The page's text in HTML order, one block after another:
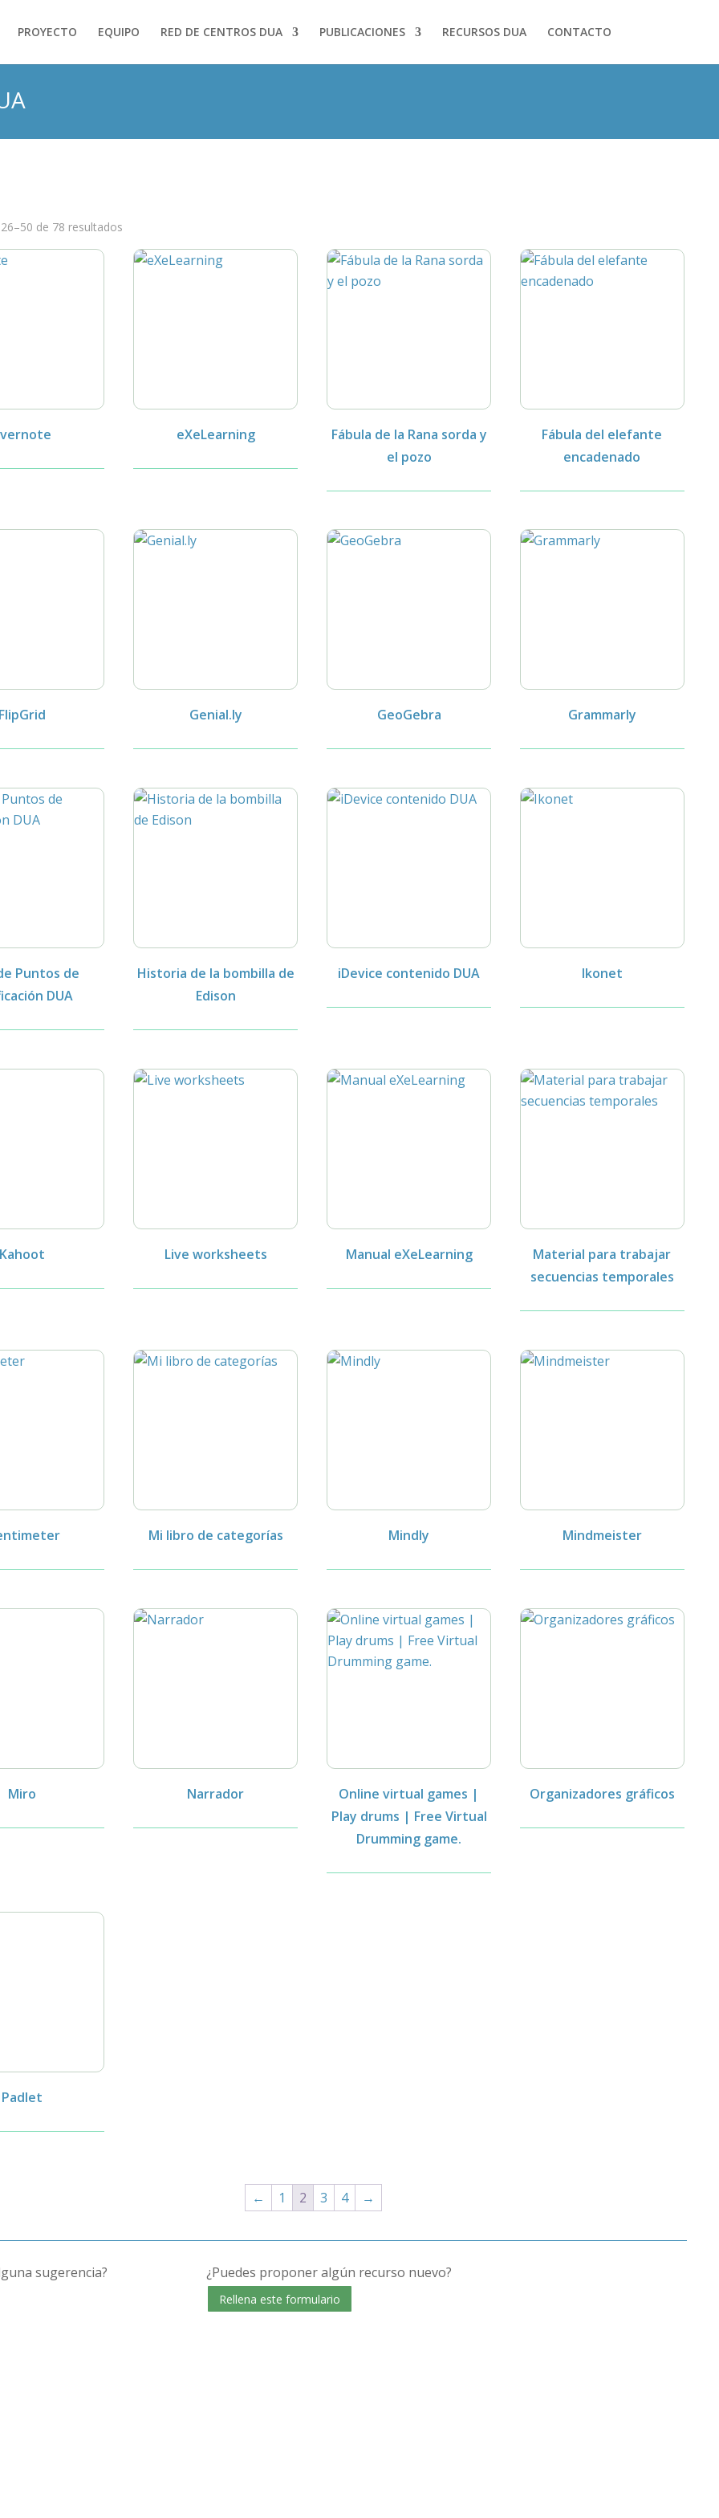
PROYECTO EQUIPO RED DE CENTROS DUA PUBLICACIONES RECURSOS DUA CONTACTO
de 78 resultados
eXeLearning
Fábula de la Rana sorda y
el pozo
Fábula del elefante
encadenado
Genial.ly GeoGebra Grammarly
Puntos de
DUA
Historia de la bombilla de
Edison
iDevice contenido DUA Ikonet
Kahoot Live worksheets Manual eXeLearning
Material para trabajar
secuencias temporales
Mi libro de categorías Mindly Mindmeister
Miro Narrador
Online virtual games |
Play drums | Free Virtual
Drumming game.
Organizadores gráficos
Padlet
← 1 2 3 4 →
sugerencia? ¿Puedes proponer algún recurso nuevo?
Rellena este formulario